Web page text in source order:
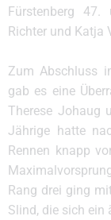
Fürstenberg 47.
Richter und Katja
Zum Abschluss
gab es eine
Therese Johaug
Jährige hatte
Rennen knapp
Rang drei ging
Slind, die sich ein